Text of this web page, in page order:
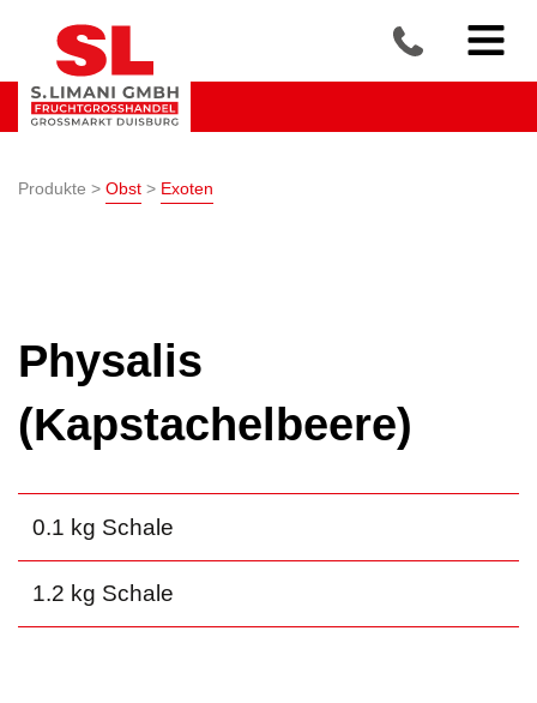
Produkte > Obst> Exoten
Physalis
(Kapstachelbeere)
0.1 kg Schale
1.2 kg Schale